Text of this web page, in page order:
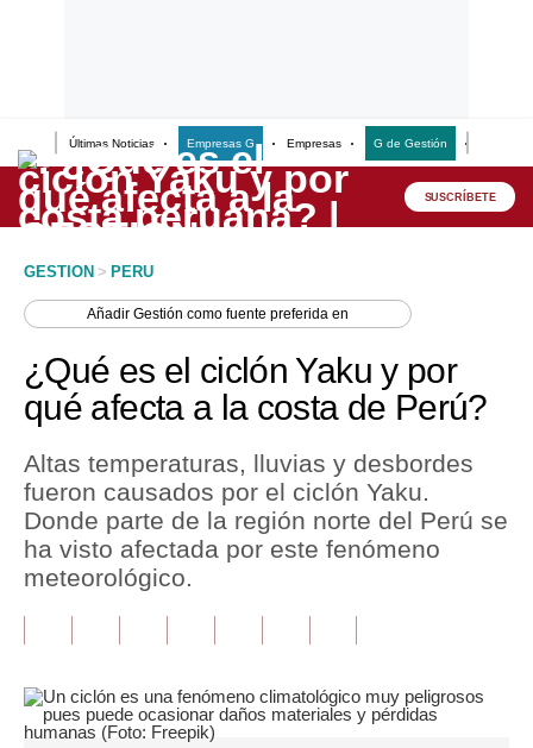
Últimas Noticias Empresas G Empresas G de Gestión
Lo último
Peru Quiosco
Economía
Perú
Política
Tu Dinero
Plus G
SUSCRÍBETE
GESTION > PERU
AñadirGestión como fuente preferida en
¿Qué es el ciclón Yaku y por
qué afecta a la costa de Perú?
Altas temperaturas, lluvias y desbordes
fueron causados por el ciclón Yaku.
Donde parte de la región norte del Perú se
ha visto afectada por este fenómeno
meteorológico.